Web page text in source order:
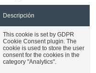
Descripción
This cookie is set by GDPR
Cookie Consent plugin. The
cookie is used to store the user
consent for the cookies in the
category "Analytics".